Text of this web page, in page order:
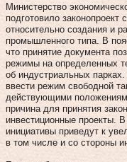
Министерство
подготовило
относительно создания и
промышленного типа. В
что принятие документа
режимы на определенных
об индустриальных
ввести режим свободной
действующими
причина для принятия
инвестиционные проекты.
инициативы приведут к
в том числе и со стороны